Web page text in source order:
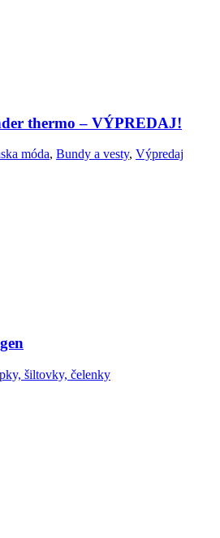
thermo – VÝPREDAJ!
móda, Bundy a vesty, Výpredaj
šiltovky, čelenky